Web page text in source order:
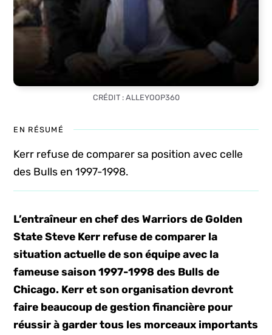
CRÉDIT : ALLEYOOP360
EN RÉSUMÉ
Kerr refuse de comparer sa position avec celle
des Bulls en 1997-1998.
L’entraîneur en chef des Warriors de Golden
State Steve Kerr refuse de comparer la
situation actuelle de son équipe avec la
fameuse saison 1997-1998 des Bulls de
Chicago. Kerr et son organisation devront
faire beaucoup de gestion financière pour
réussir à garder tous les morceaux importants